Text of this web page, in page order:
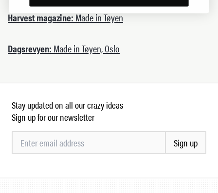
Harvest magazine:Made in Tøyen
Dagsrevyen: Made in Tøyen, Oslo
Stay updated on all our crazy ideas
Sign up for our newsletter
Sign up